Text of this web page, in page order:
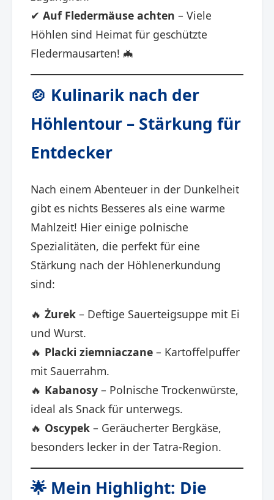
✔ Auf Fledermäuse achten – Viele
Höhlen sind Heimat für geschützte
Fledermausarten! 🦇
🍲 Kulinarik nach der
Höhlentour – Stärkung für
Entdecker
Nach einem Abenteuer in der Dunkelheit
gibt es nichts Besseres als eine warme
Mahlzeit! Hier einige polnische
Spezialitäten, die perfekt für eine
Stärkung nach der Höhlenerkundung
sind:
🔥 Żurek – Deftige Sauerteigsuppe mit Ei
und Wurst.
🔥 Placki ziemniaczane – Kartoffelpuffer
mit Sauerrahm.
🔥 Kabanosy – Polnische Trockenwürste,
ideal als Snack für unterwegs.
🔥 Oscypek – Geräucherter Bergkäse,
besonders lecker in der Tatra-Region.
🌟 Mein Highlight: Die